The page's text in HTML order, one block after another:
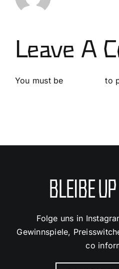
Leave A
You must be to
BLEIBE
Folge uns in
Gewinnspiele,
co